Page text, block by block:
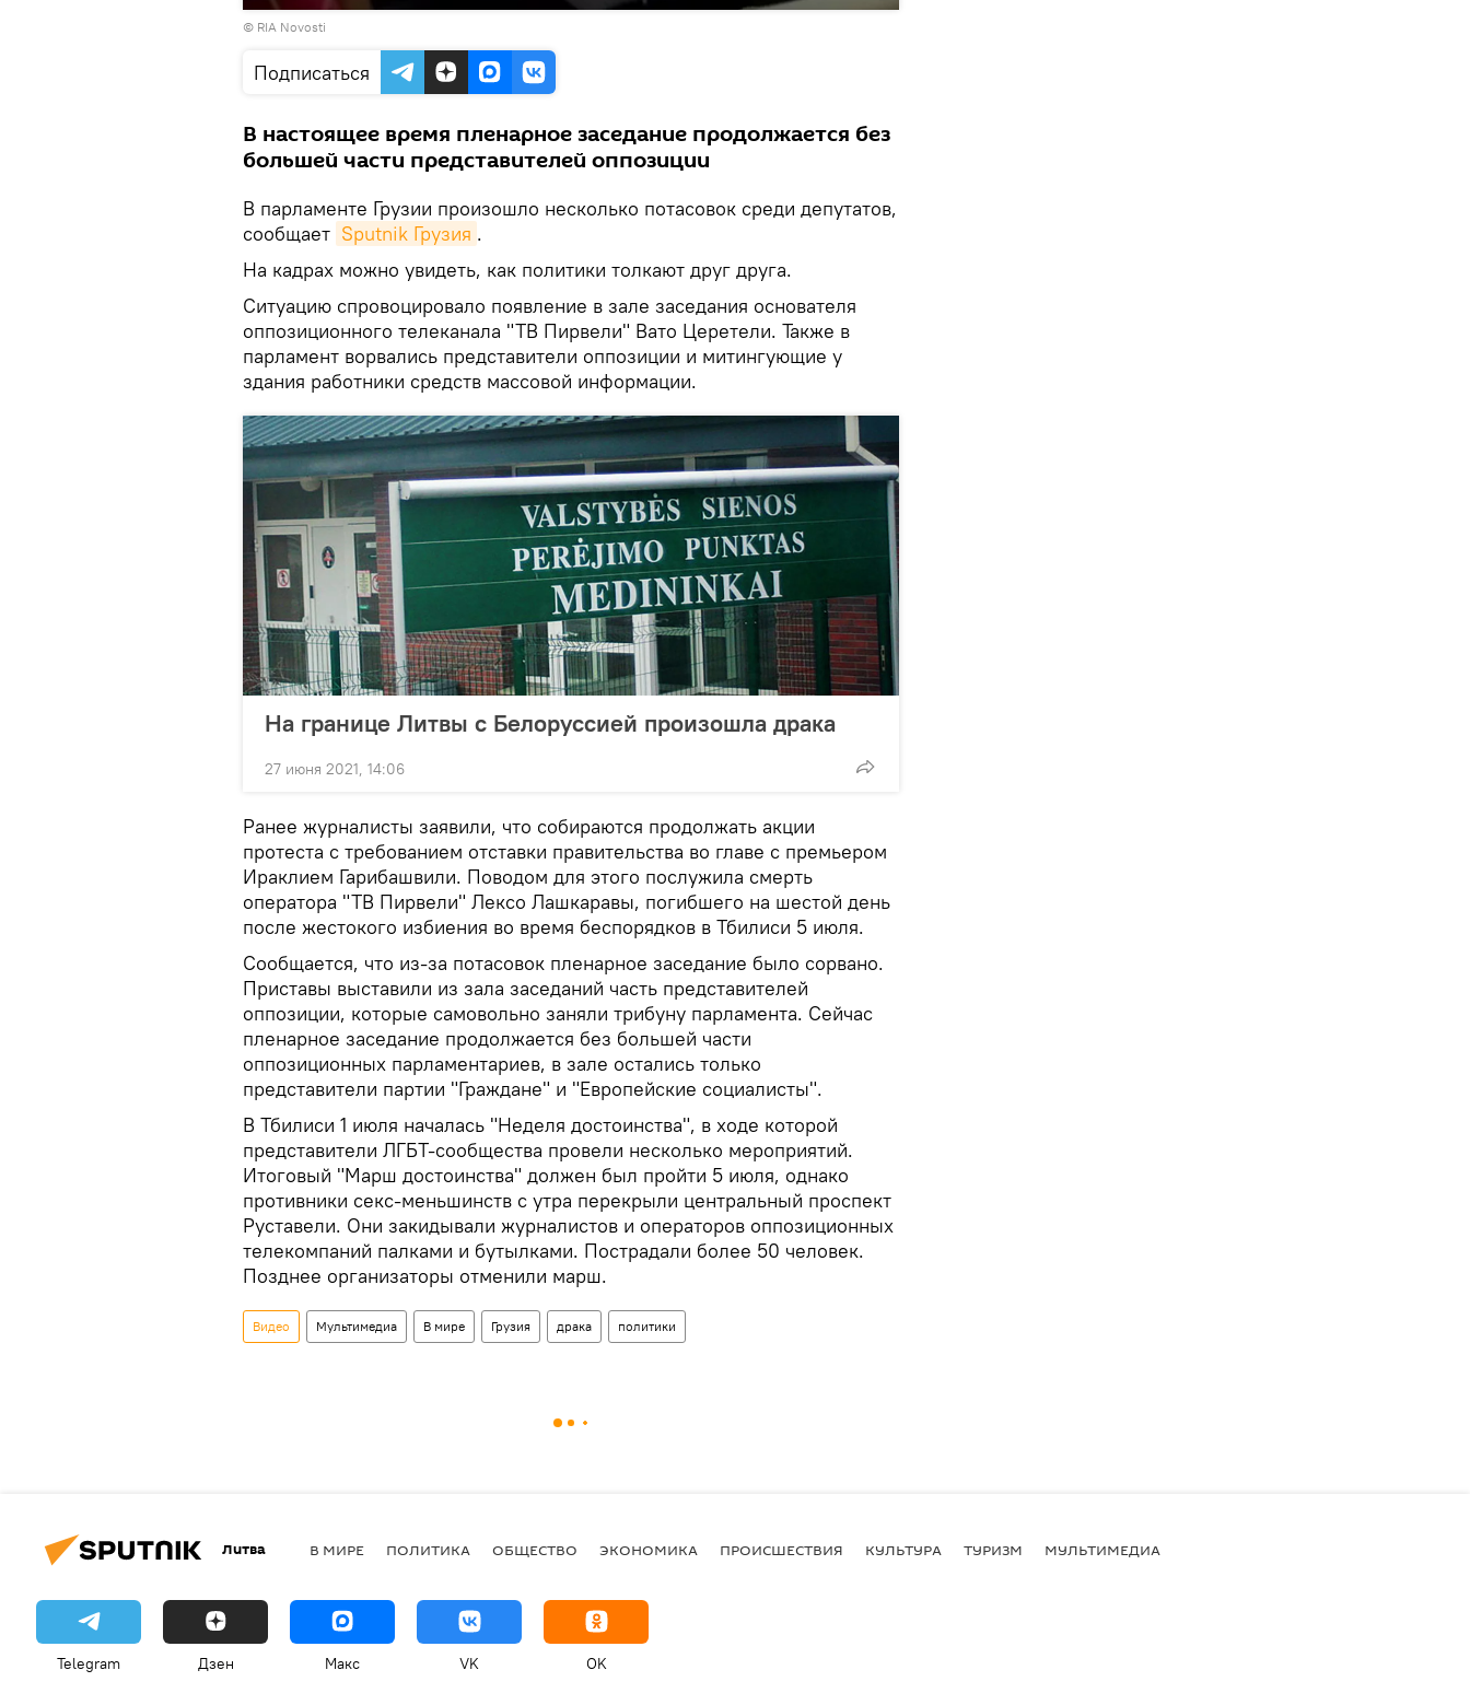
© RIA Novosti
Подписаться
В настоящее время пленарное заседание продолжается без
большей части представителей оппозиции
В парламенте Грузии произошло несколько потасовок среди депутатов,
сообщает Sputnik Грузия .
На кадрах можно увидеть, как политики толкают друг друга.
Ситуацию спровоцировало появление в зале заседания основателя
оппозиционного телеканала "ТВ Пирвели" Вато Церетели. Также в
парламент ворвались представители оппозиции и митингующие у
здания работники средств массовой информации.
На границе Литвы с Белоруссией произошла драка
27 июня 2021, 14:06
Ранее журналисты заявили, что собираются продолжать акции
протеста с требованием отставки правительства во главе с премьером
Ираклием Гарибашвили. Поводом для этого послужила смерть
оператора "ТВ Пирвели" Лексо Лашкаравы, погибшего на шестой день
после жестокого избиения во время беспорядков в Тбилиси 5 июля.
Сообщается, что из-за потасовок пленарное заседание было сорвано.
Приставы выставили из зала заседаний часть представителей
оппозиции, которые самовольно заняли трибуну парламента. Сейчас
пленарное заседание продолжается без большей части
оппозиционных парламентариев, в зале остались только
представители партии "Граждане" и "Европейские социалисты".
В Тбилиси 1 июля началась "Неделя достоинства", в ходе которой
представители ЛГБТ-сообщества провели несколько мероприятий.
Итоговый "Марш достоинства" должен был пройти 5 июля, однако
противники секс-меньшинств с утра перекрыли центральный проспект
Руставели. Они закидывали журналистов и операторов оппозиционных
телекомпаний палками и бутылками. Пострадали более 50 человек.
Позднее организаторы отменили марш.
Видео Мультимедиа В мире Грузия драка политики
Литва В МИРЕ ПОЛИТИКА ОБЩЕСТВО ЭКОНОМИКА ПРОИСШЕСТВИЯ КУЛЬТУРА ТУРИЗМ МУЛЬТИМЕДИА
Telegram Дзен Макс VK OK